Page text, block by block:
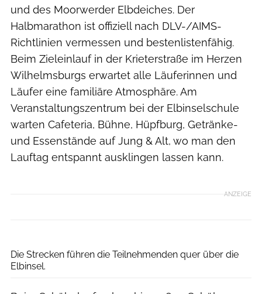
und des Moorwerder Elbdeiches. Der
Halbmarathon ist offiziell nach DLV-/AIMS-
Richtlinien vermessen und bestenlistenfähig.
Beim Zieleinlauf in der Krieterstraße im Herzen
Wilhelmsburgs erwartet alle Läuferinnen und
Läufer eine familiäre Atmosphäre. Am
Veranstaltungszentrum bei der Elbinselschule
warten Cafeteria, Bühne, Hüpfburg, Getränke-
und Essenstände auf Jung & Alt, wo man den
Lauftag entspannt ausklingen lassen kann.
ANZEIGE
Die Strecken führen die Teilnehmenden quer über die
Elbinsel.